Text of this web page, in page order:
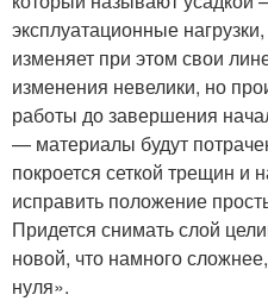
эксплуатационные
изменяет при этом свои
изменения невелики, но
работы до завершения
— материалы будут
покроется сеткой трещин и
исправить положение
Придется снимать слой
новой, что намного
нуля».